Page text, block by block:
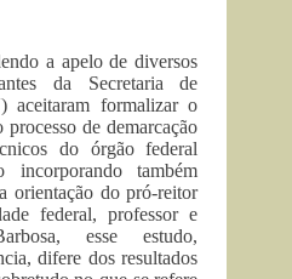
a apelo de diversos
da Secretaria de
aceitaram formalizar o
de demarcação
do órgão federal
incorporando também
orientação do pró-reitor
federal, professor e
esse estudo,
difere dos resultados